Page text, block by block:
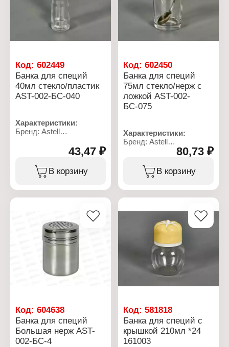
Цвет: прозрачный
Размер: 11х14 см
Комплектация: с ложкой
Материал: стекло
Объем: 300 мл
Код: 602449
Банка для специй
40мл стекло/пластик
AST-002-БС-040
Характеристики:
Бренд: Astell
Тип товара: Банка
Назначение: для специй
Комплектация: с
Объем: 40 мл
43,47 ₽
В корзину
Код:602450
Банка для специй
75мл стекло/нерж с
ложкой AST-002-
БС-075
Характеристики:
Бренд: Astell
Артикул: AST-002-
Тип товара: Банка
Назначение: для специй
Материал: стекло,
нержавеющая сталь
Цвет крышки: хром
80,73 ₽
В корзину
Код: 604638
Банка для специй
Большая нерж AST-
002-БС-4
Код:581818
Банка для специй с
крышкой 210мл *24
161003